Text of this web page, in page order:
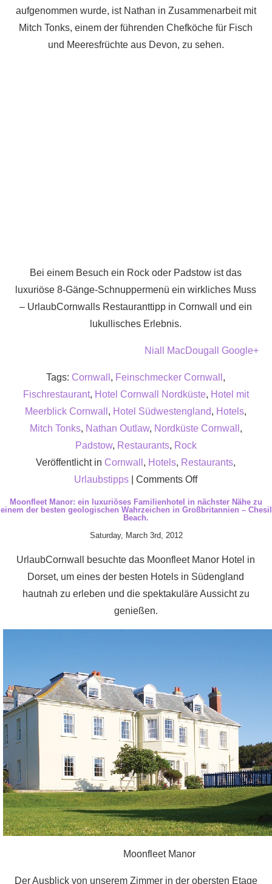
aufgenommen wurde, ist Nathan in Zusammenarbeit mit
Mitch Tonks, einem der führenden Chefköche für Fisch
und Meeresfrüchte aus Devon, zu sehen.
Bei einem Besuch ein Rock oder Padstow ist das
luxuriöse 8-Gänge-Schnuppermenü ein wirkliches Muss
– UrlaubCornwalls Restauranttipp in Cornwall und ein
lukullisches Erlebnis.
Niall MacDougall Google+
Tags: Cornwall , Feinschmecker Cornwall ,
Fischrestaurant, Hotel Cornwall Nordküste, Hotel mit
Meerblick Cornwall , Hotel Südwestengland, Hotels,
Mitch Tonks, Nathan Outlaw, Nordküste Cornwall ,
Padstow, Restaurants, Rock
Veröffentlicht in Cornwall , Hotels, Restaurants,
Urlaubstipps |Comments Offon
Outlaws
Rock
ganz
in
Nähe
sich
als
eines
der
besten
Restaurants
in
Cornwall,
ja
Moonfleet Manor: ein luxuriöses Familienhotel in nächster Nähe zu
einem der besten geologischen Wahrzeichen in Großbritannien – Chesil
Beach.
Saturday, March 3rd, 2012
UrlaubCornwall besuchte das Moonfleet Manor Hotel in
Dorset, um eines der besten Hotels in Südengland
hautnah zu erleben und die spektakuläre Aussicht zu
genießen.
Moonfleet Manor
Der Ausblick von unserem Zimmer in der obersten Etage